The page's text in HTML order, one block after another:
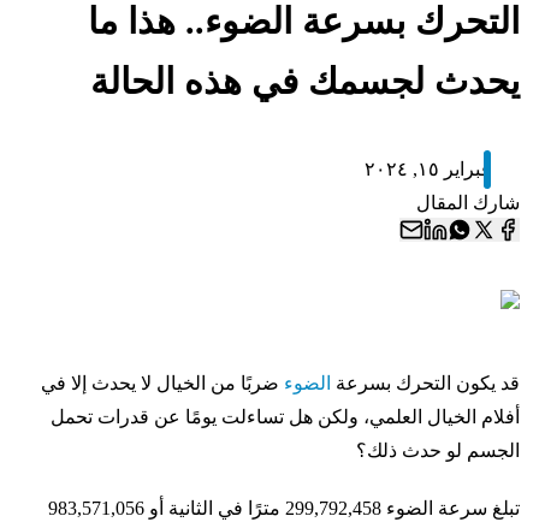
التحرك بسرعة الضوء.. هذا ما
يحدث لجسمك في هذه الحالة
فبراير ١٥, ٢٠٢٤
شارك المقال
قد يكون التحرك بسرعة الضوء ضربًا من الخيال لا يحدث إلا في
أفلام الخيال العلمي، ولكن هل تساءلت يومًا عن قدرات تحمل
الجسم لو حدث ذلك؟
تبلغ سرعة الضوء 299,792,458 مترًا في الثانية أو 983,571,056